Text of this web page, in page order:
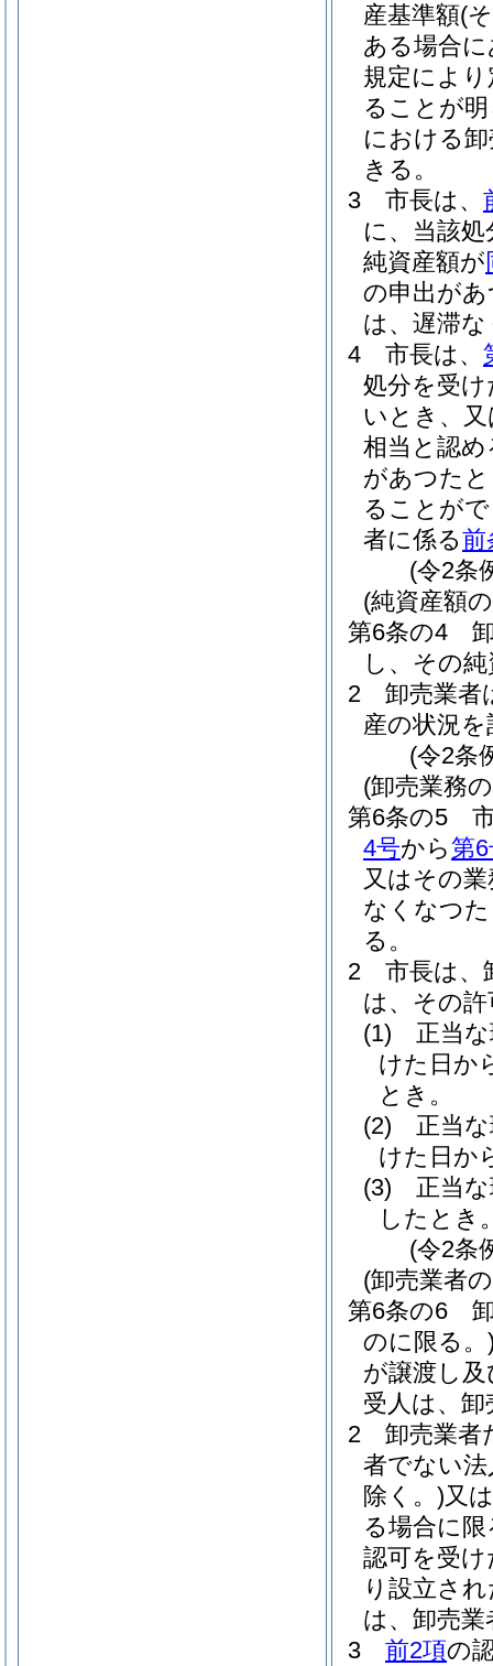
産基準額(
ある場合
規定によ
ることが
における
きる。
3
市長は、
に、当該
純資産額が
の申出が
は、遅滞
4
市長は、
処分を受
いとき、
相当と認
があつた
ることが
者に係る前
(令2条
(純資産額
第6条の4
し、その
2
卸売業者
産の状況
(令2条
(卸売業務
第6条の5
4号から第
又はその
なくなつ
る。
2
市長は、
は、その
(1)
正当
けた日か
とき。
(2)
正当
けた日か
(3)
正当
したとき
(令2条
(卸売業者
第6条の6
のに限る。
が譲渡し
受人は、
2
卸売業者
者でない
除く。)又
る場合に限
認可を受
り設立さ
は、卸売
3
前2項の